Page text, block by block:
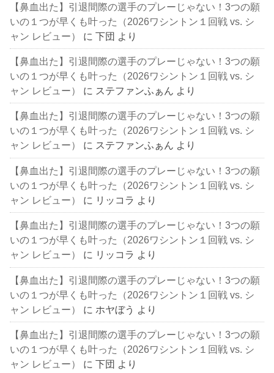
【鼻血出た】引退間際の選手のプレーじゃない！3つの願
いの１つが早くも叶った（2026ワシントン１回戦 vs. シ
ャン レビュー）
に下団 より
【鼻血出た】引退間際の選手のプレーじゃない！3つの願
いの１つが早くも叶った（2026ワシントン１回戦 vs. シ
ャン レビュー）
に ステファンふぁん より
【鼻血出た】引退間際の選手のプレーじゃない！3つの願
いの１つが早くも叶った（2026ワシントン１回戦 vs. シ
ャン レビュー）
に ステファンふぁん より
【鼻血出た】引退間際の選手のプレーじゃない！3つの願
いの１つが早くも叶った（2026ワシントン１回戦 vs. シ
ャン レビュー）
に リッコラ より
【鼻血出た】引退間際の選手のプレーじゃない！3つの願
いの１つが早くも叶った（2026ワシントン１回戦 vs. シ
ャン レビュー）
に リッコラ より
【鼻血出た】引退間際の選手のプレーじゃない！3つの願
いの１つが早くも叶った（2026ワシントン１回戦 vs. シ
ャン レビュー）
に ホヤぼう より
【鼻血出た】引退間際の選手のプレーじゃない！3つの願
いの１つが早くも叶った（2026ワシントン１回戦 vs. シ
ャン レビュー）
に下団 より